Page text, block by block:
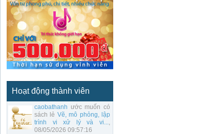
Hoạt động thành viên
caobathanh ước muốn có
sách lẻ Vẽ, mô phỏng, lập
trình vi xử lý và vi...,
08/05/2026 09:57:16